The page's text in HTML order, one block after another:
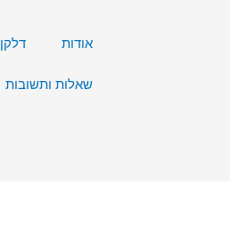
אודות דלקן
שאלות ותשובות